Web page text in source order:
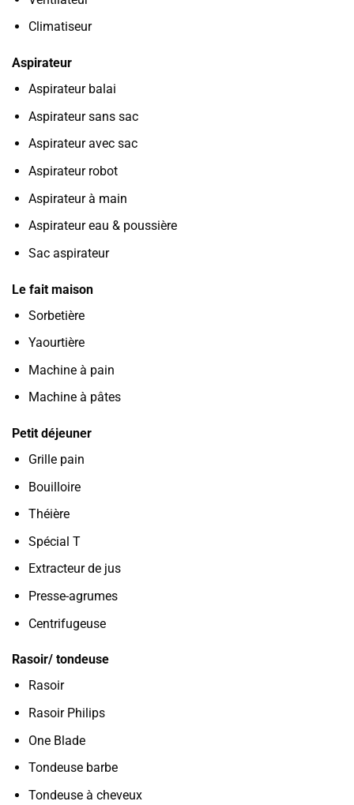
Climatiseur
Aspirateur
Aspirateur balai
Aspirateur sans sac
Aspirateur avec sac
Aspirateur robot
Aspirateur à main
Aspirateur eau & poussière
Sac aspirateur
Le fait maison
Sorbetière
Yaourtière
Machine à pain
Machine à pâtes
Petit déjeuner
Grille pain
Bouilloire
Théière
Spécial T
Extracteur de jus
Presse-agrumes
Centrifugeuse
Rasoir/ tondeuse
Rasoir
Rasoir Philips
One Blade
Tondeuse barbe
Tondeuse à cheveux